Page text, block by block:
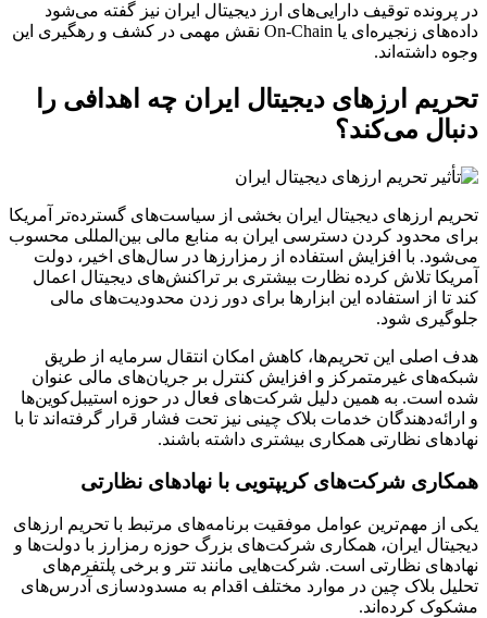
در پرونده توقیف دارایی‌های ارز دیجیتال ایران نیز گفته می‌شود
داده‌های زنجیره‌ای یا On-Chain نقش مهمی در کشف و رهگیری این
وجوه داشته‌اند.
تحریم ارزهای دیجیتال ایران چه اهدافی را
دنبال می‌کند؟
تحریم ارزهای دیجیتال ایران بخشی از سیاست‌های گسترده‌تر آمریکا
برای محدود کردن دسترسی ایران به منابع مالی بین‌المللی محسوب
می‌شود. با افزایش استفاده از رمزارزها در سال‌های اخیر، دولت
آمریکا تلاش کرده نظارت بیشتری بر تراکنش‌های دیجیتال اعمال
کند تا از استفاده این ابزارها برای دور زدن محدودیت‌های مالی
جلوگیری شود.
هدف اصلی این تحریم‌ها، کاهش امکان انتقال سرمایه از طریق
شبکه‌های غیرمتمرکز و افزایش کنترل بر جریان‌های مالی عنوان
شده است. به همین دلیل شرکت‌های فعال در حوزه استیبل‌کوین‌ها
و ارائه‌دهندگان خدمات بلاک چینی نیز تحت فشار قرار گرفته‌اند تا با
نهادهای نظارتی همکاری بیشتری داشته باشند.
همکاری شرکت‌های کریپتویی با نهادهای نظارتی
یکی از مهم‌ترین عوامل موفقیت برنامه‌های مرتبط با تحریم ارزهای
دیجیتال ایران، همکاری شرکت‌های بزرگ حوزه رمزارز با دولت‌ها و
نهادهای نظارتی است. شرکت‌هایی مانند تتر و برخی پلتفرم‌های
تحلیل بلاک چین در موارد مختلف اقدام به مسدودسازی آدرس‌های
مشکوک کرده‌اند.